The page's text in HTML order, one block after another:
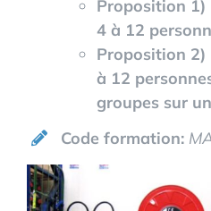
Proposition 1)
4 à 12
Proposition 2)
à 12
groupes sur
Code formation: